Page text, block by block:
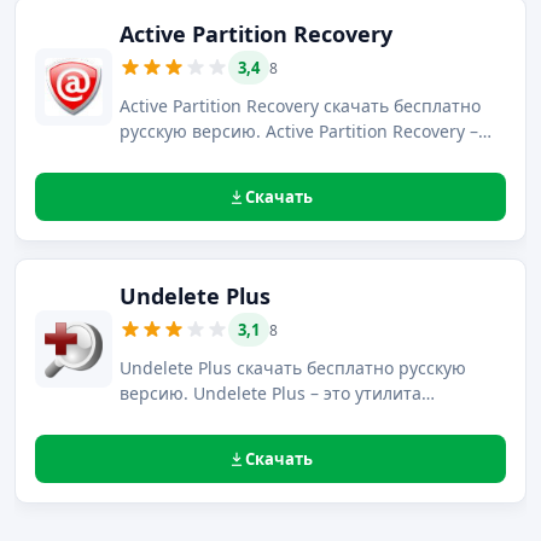
Active Partition Recovery
3,4 8
Active Partition Recovery скачать бесплатно
русскую версию. Active Partition Recovery –
возможностью работы в Windows и DOS
Скачать
Undelete Plus
3,1 8
Undelete Plus скачать бесплатно русскую
версию. Undelete Plus – это утилита
файлов с любого типа носителей.
Скачать